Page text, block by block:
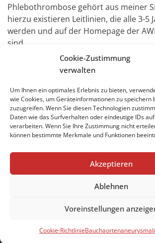
Cookie-Zustimmung
verwalten
Um Ihnen ein optimales Erlebnis zu bieten,
wie Cookies, um Geräteinformationen zu speichern
zuzugreifen. Wenn Sie diesen Technologien
Daten wie das Surfverhalten oder eindeutige IDs
verarbeiten. Wenn Sie Ihre Zustimmung nicht
können bestimmte Merkmale und Funktionen
Akzeptieren
Ablehnen
Voreinstellungen
Cookie-RichtlinieBauchaortenaneurysma
Phlebothrombose gehört aus meiner
hierzu existieren Leitlinien, die alle 3-5
werden und auf der Homepage der
sind.
Impressum
Datenschutzerklärung
Cookie-Richtlinie (EU)
Cookie-Richtlinie (EU)